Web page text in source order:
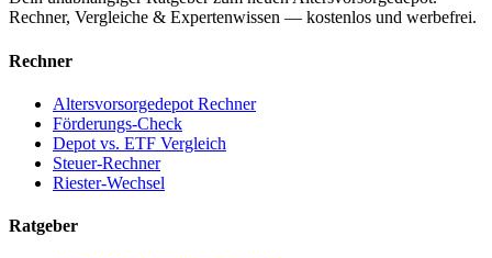
Rechner, Vergleiche & Expertenwissen — kostenlos und werbefrei.
Rechner
Altersvorsorgedepot Rechner
Förderungs-Check
Depot vs. ETF Vergleich
Steuer-Rechner
Riester-Wechsel
Ratgeber